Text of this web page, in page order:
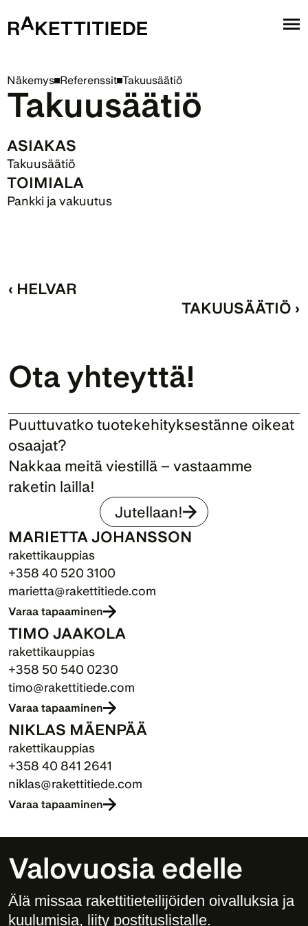
Näkemys Referenssit Takuusäätiö
Takuusäätiö
ASIAKAS
Takuusäätiö
TOIMIALA
Pankki ja vakuutus
‹ HELVAR
TAKUUSÄÄTIÖ ›
Ota yhteyttä!
Puuttuvatko tuotekehityksestänne oikeat
osaajat?
Nakkaa meitä viestillä – vastaamme
raketin lailla!
Jutellaan!
MARIETTA JOHANSSON
rakettikauppias
+358 40 520 3100
marietta@rakettitiede.com
Varaa tapaaminen
TIMO JAAKOLA
rakettikauppias
+358 50 540 0230
timo@rakettitiede.com
Varaa tapaaminen
NIKLAS MÄENPÄÄ
rakettikauppias
+358 40 841 2641
niklas@rakettitiede.com
Varaa tapaaminen
Valovuosia edelle
Älä missaa rakettitieteilijöiden oivalluksia ja
kuulumisia, liity postituslistalle.